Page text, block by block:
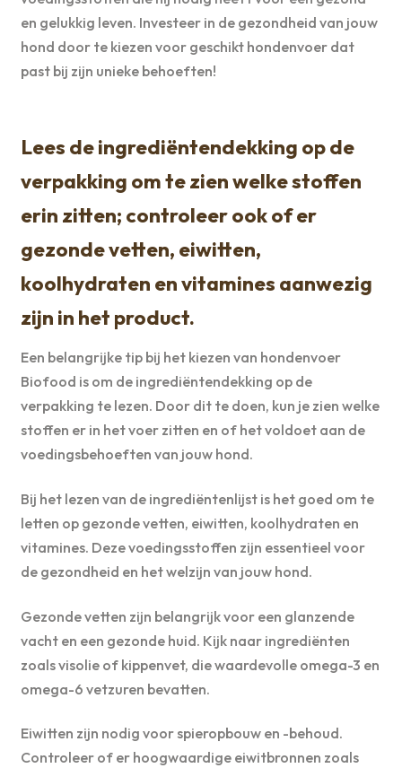
en gelukkig leven. Investeer in de gezondheid van jouw
hond door te kiezen voor geschikt hondenvoer dat
past bij zijn unieke behoeften!
Lees de ingrediëntendekking op de
verpakking om te zien welke stoffen
erin zitten; controleer ook of er
gezonde vetten, eiwitten,
koolhydraten en vitamines aanwezig
zijn in het product.
Een belangrijke tip bij het kiezen van hondenvoer
Biofood is om de ingrediëntendekking op de
verpakking te lezen. Door dit te doen, kun je zien welke
stoffen er in het voer zitten en of het voldoet aan de
voedingsbehoeften van jouw hond.
Bij het lezen van de ingrediëntenlijst is het goed om te
letten op gezonde vetten, eiwitten, koolhydraten en
vitamines. Deze voedingsstoffen zijn essentieel voor
de gezondheid en het welzijn van jouw hond.
Gezonde vetten zijn belangrijk voor een glanzende
vacht en een gezonde huid. Kijk naar ingrediënten
zoals visolie of kippenvet, die waardevolle omega-3 en
omega-6 vetzuren bevatten.
Eiwitten zijn nodig voor spieropbouw en -behoud.
Controleer of er hoogwaardige eiwitbronnen zoals